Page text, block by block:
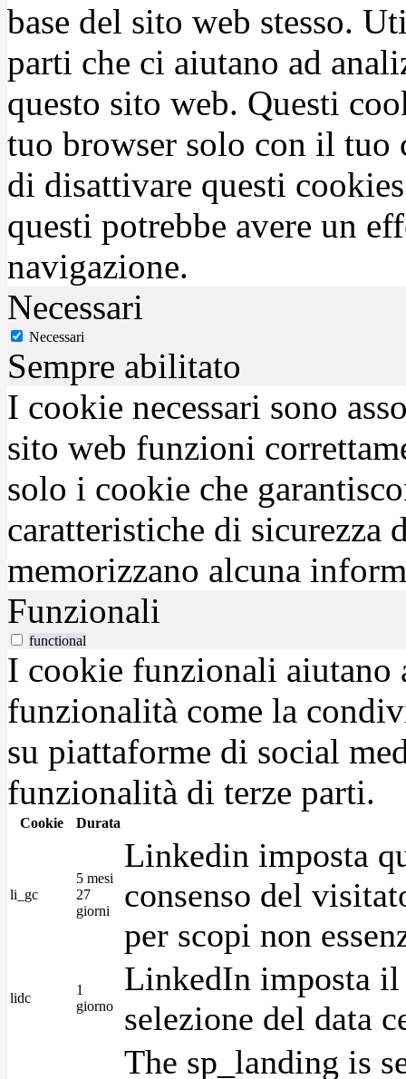
base del sito web stesso.
parti che ci aiutano ad
questo sito web. Questi
tuo browser solo con il tuo
di disattivare questi
questi potrebbe avere un
navigazione.
Necessari
Necessari
Sempre abilitato
I cookie necessari sono
sito web funzioni
solo i cookie che
caratteristiche di sicurezza
memorizzano alcuna
Funzionali
functional
I cookie funzionali aiutano
funzionalità come la
su piattaforme di social
funzionalità di terze parti.
Cookie Durata
li_gc
5 mesi
27
giorni
Linkedin imposta
consenso del
per scopi non
lidc
1
giorno
LinkedIn imposta
selezione del data
The sp_landing is